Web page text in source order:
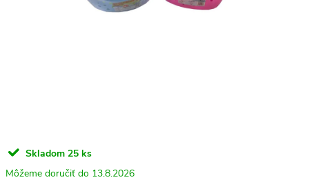
Skladom 25 ks
13.8.2026